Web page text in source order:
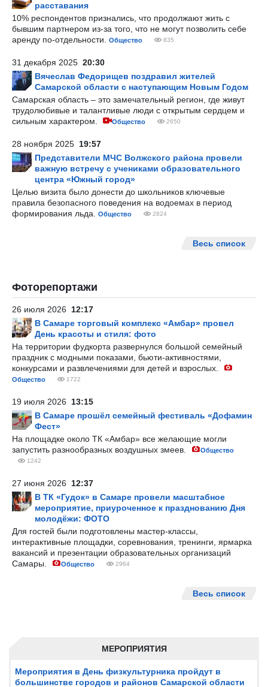
МЕРОПРИЯТИЯ
Мероприятия в День физкультурника пройдут в
большинстве городов и районов Самарской области
расставания
10% респондентов признались, что продолжают жить с
бывшим партнером из-за того, что не могут позволить себе
аренду по-отдельности.
Общество 835
31 декабря 2025 20:30
Вячеслав Федорищев поздравил жителей
Самарской области с наступающим Новым Годом
Самарская область – это замечательный регион, где живут
трудолюбивые и талантливые люди с открытым сердцем и
сильным характером.
Общество 2650
28 ноября 2025 19:57
Представители МЧС Волжского района провели
важную встречу с учениками образовательного
центра «Южный город»
Целью визита было донести до школьников ключевые
правила безопасного поведения на водоемах в период
формирования льда.
Общество 2824
Весь список
Фоторепортажи
26 июля 2026 12:17
В Самаре торговый комплекс «Амбар» провел
День красоты и стиля: фото
На территории фудкорта развернулся большой семейный
праздник с модными показами, бьюти-активностями,
конкурсами и развлечениями для детей и взрослых.
Общество 1722
19 июля 2026 13:15
В Самаре прошёл семейный фестиваль «Дофамин
Фест»
На площадке около ТК «Амбар» все желающие могли
запустить разнообразных воздушных змеев.
Общество
1242
27 июня 2026 12:37
В ТК «Гудок» в Самаре провели масштабное
мероприятие, приуроченное к празднованию Дня
молодёжи: ФОТО
Для гостей были подготовлены мастер-классы,
интерактивные площадки, соревнования, тренинги, ярмарка
вакансий и презентации образовательных организаций
Самары.
Общество 2964
Весь список